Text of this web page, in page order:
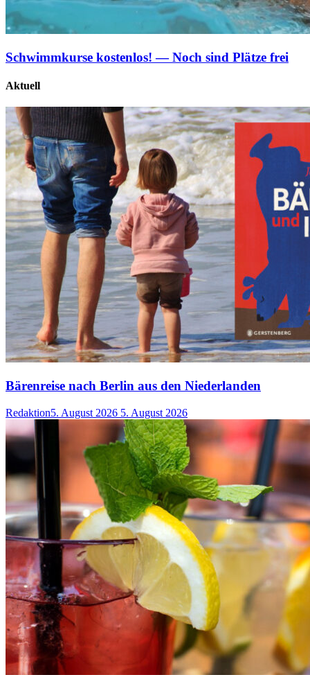
Schwimmkurse kostenlos! — Noch sind Plätze frei
Aktuell
Bärenreise nach Berlin aus den Niederlanden
Redaktion5. August 2026 5. August 2026